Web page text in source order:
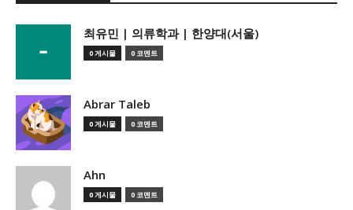
­최유민 | 의류학과 | 한양대(서울)
0 게시물 0 코멘트
Abrar Taleb
0 게시물 0 코멘트
Ahn
0 게시물 0 코멘트